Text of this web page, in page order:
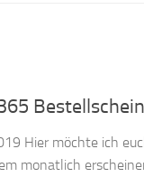
Bestellschein
Hier möchte ich
monatlich